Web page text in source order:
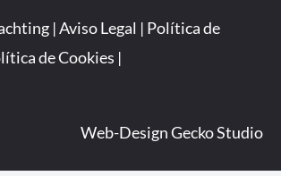
|Aviso Legal | Política de
de Cookies |
Web-DesignGecko Studio